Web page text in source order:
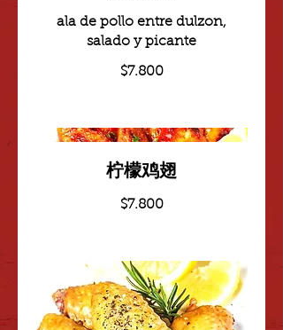
ala de pollo entre dulzon,
salado y picante
$7.800
柠檬鸡翅
$7.800